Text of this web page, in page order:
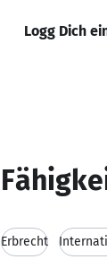
Logg Dich
Erbrecht